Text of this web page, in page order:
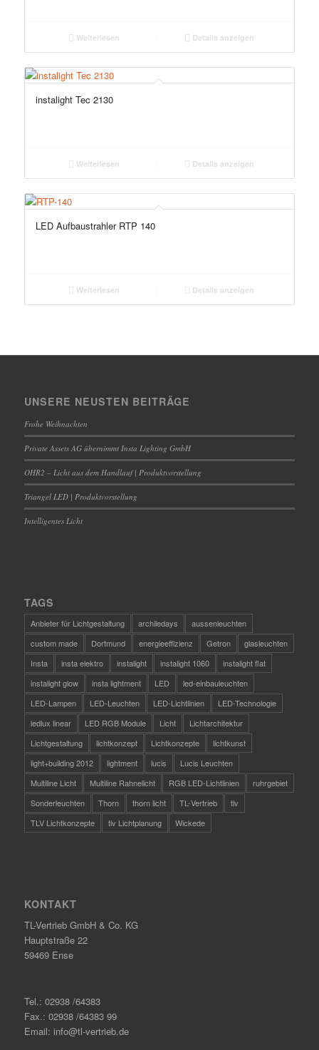
Weiterlesen Details anzeigen
instalight Tec 2130
Weiterlesen Details anzeigen
LED Aufbaustrahler RTP 140
Weiterlesen Details anzeigen
UNSERE NEUSTEN BEITRÄGE
Frohe Weihnachten
Private Assets AG übernimmt Insta Lighting GmbH
OHR2 – Licht aus dem Handlauf | Produktvorstellung
Triangel LED | Produktvorstellung
Intelligentes Licht
TAGS
Anbieter für Lichtgestaltung archiledays
aussenleuchten
custom made
Dortmund energieeffizienz Getron
glasleuchten
Insta
insta elektro instalight instalight 1060
instalight flat
instalight glow
insta lightment LED
led-einbauleuchten
LED-Lampen
LED-Leuchten LED-Lichtlinien
LED-Technologie
ledlux linear
LED RGB Module Licht
Lichtarchitektur
Lichtgestaltung
lichtkonzept Lichtkonzepte
lichtkunst
light+building 2012
lightment lucis
Lucis Leuchten
Multiline Licht
Multiline Rahnelicht RGB LED-Lichtlinien
ruhrgebiet
Sonderleuchten
Thorn thorn licht TL-Vertrieb
tlv
TLV Lichtkonzepte
tlv Lichtplanung Wickede
KONTAKT
TL-Vertrieb GmbH & Co. KG
Hauptstraße 22
59469 Ense
Tel.: 02938 /64383
Fax.: 02938 /64383 99
Email: info@tl-vertrieb.de